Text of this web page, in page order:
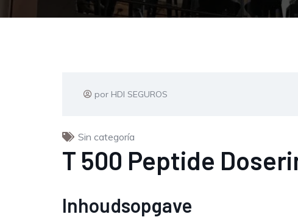
por HDI SEGUROS
Sin categoría
T 500 Peptide
Inhoudsopgave